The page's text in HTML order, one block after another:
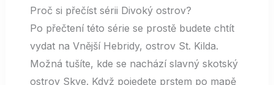
Proč si přečíst sérii Divoký ostrov?
Po přečtení této série se prostě budete chtít
vydat na Vnější Hebridy, ostrov St. Kilda.
Možná tušíte, kde se nachází slavný skotský
ostrov Skye. Když pojedete prstem po mapě